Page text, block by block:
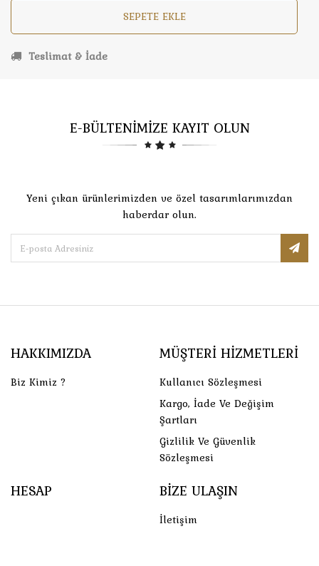
SEPETE EKLE
Teslimat & İade
E-BÜLTENİMİZE KAYIT OLUN
Yeni çıkan ürünlerimizden ve özel tasarımlarımızdan
haberdar olun.
HAKKIMIZDA
Biz Kimiz ?
MÜŞTERI HIZMETLERI
Kullanıcı Sözleşmesi
Kargo, İade Ve Değişim
Şartları
Gizlilik Ve Güvenlik
Sözleşmesi
HESAP BIZE ULAŞIN
İletişim